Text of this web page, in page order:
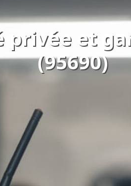
privée et
(95690)